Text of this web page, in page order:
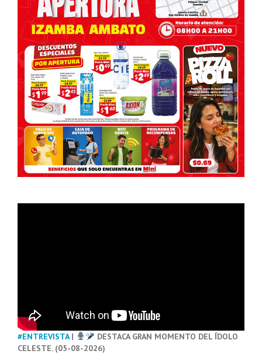
#ENTREVISTA|
DESTACA GRAN MOMENTO DEL ÍDOLO
CELESTE. (05-08-2026)